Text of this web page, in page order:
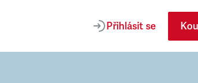
Přihlásit se